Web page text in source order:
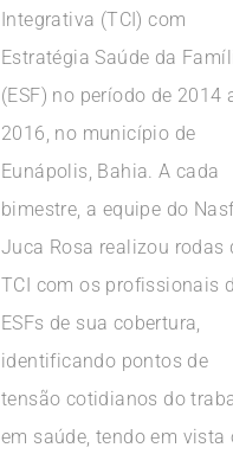
Integrativa (TCI) com
Estratégia Saúde da
(ESF) no período de 2014
2016, no município de
Eunápolis, Bahia. A cada
bimestre, a equipe do
Juca Rosa realizou rodas
TCI com os profissionais
ESFs de sua cobertura,
identificando pontos de
tensão cotidianos do
em saúde, tendo em vista